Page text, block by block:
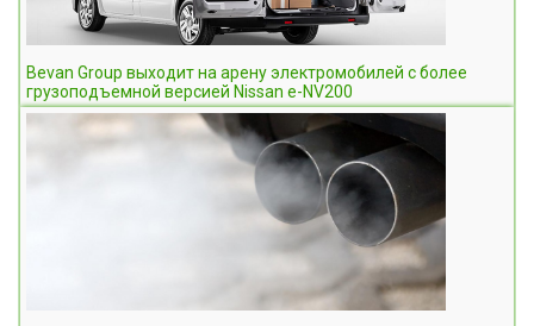
Bevan Group выходит на арену электромобилей с более
грузоподъемной версией Nissan e-NV200